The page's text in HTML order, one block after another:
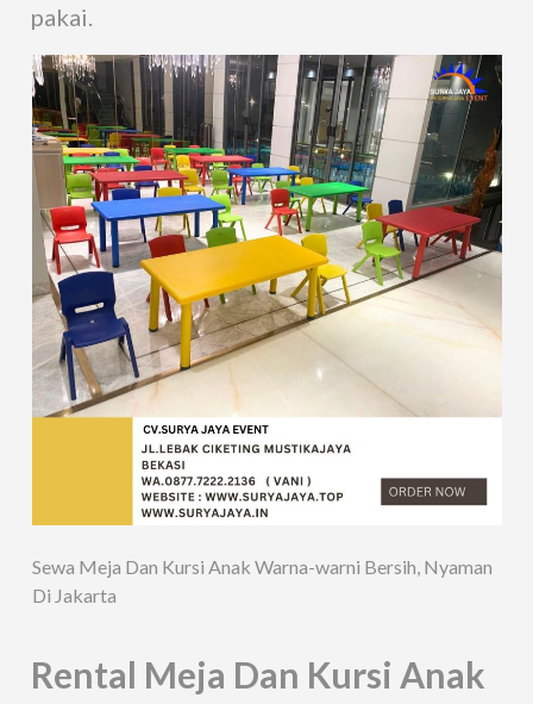
pakai.
Sewa Meja Dan Kursi Anak Warna-warni Bersih, Nyaman
Di Jakarta
Rental Meja Dan Kursi Anak